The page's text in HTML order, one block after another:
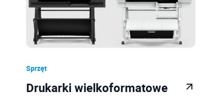
Sprzęt
Drukarki wielkoformatowe